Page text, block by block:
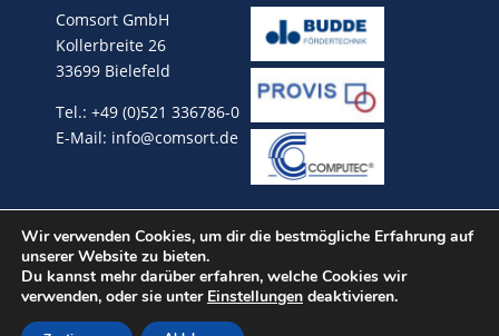
Comsort GmbH
Kollerbreite 26
33699 Bielefeld
Tel.: +49 (0)521 336786-0
E-Mail: info@comsort.de
Rechtliches:
Impressum
Datenschutz
Wir verwenden Cookies, um dir die bestmögliche Erfahrung auf
unserer Website zu bieten.
Du kannst mehr darüber erfahren, welche Cookies wir
verwenden, oder sie unter Einstellungen deaktivieren.